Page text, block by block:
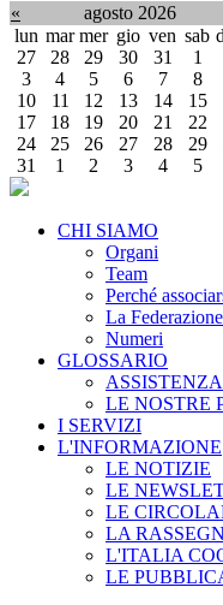
« agosto 2026
lun mar mer gio ven sab
27
28 29 30 31 1
3
4 5 6 7 8
10
11 12 13 14 15
17
18 19 20 21 22
24
25 26 27 28 29
31
1 2 3 4 5
CHI SIAMO
Organi
Team
Perché
La
Numeri
GLOSSARIO
LE NOSTRE
I SERVIZI
L'INFORMAZIONE
LE NOTIZIE
LE
LE
LA
L'ITALIA
LE